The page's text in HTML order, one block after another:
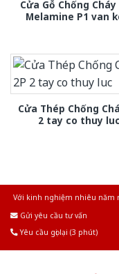
Cửa Gỗ Chống Cháy
Melamine P1 van
Cửa Thép Chống
2 tay co thuy luc
Với kinh nghiệm nhiêu năm
Gửi yêu cầu tư vấn
Yêu cầu gọi lại (3 phút)